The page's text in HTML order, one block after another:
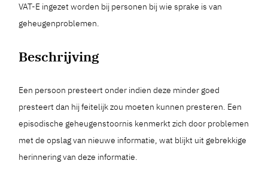
VAT-E ingezet worden bij personen bij wie sprake is van
geheugenproblemen.
Beschrijving
Een persoon presteert onder indien deze minder goed
presteert dan hij feitelijk zou moeten kunnen presteren. Een
episodische geheugenstoornis kenmerkt zich door problemen
met de opslag van nieuwe informatie, wat blijkt uit gebrekkige
herinnering van deze informatie.